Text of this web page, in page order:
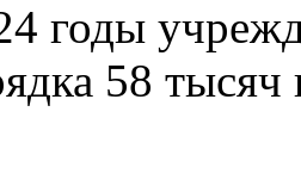
годы
58